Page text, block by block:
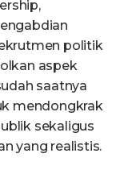
politik
aspek
saatnya
mendongkrak
sekaligus
yang realistis.